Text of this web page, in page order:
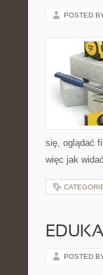
POSTED
się, oglądać
więc jak
POSTED